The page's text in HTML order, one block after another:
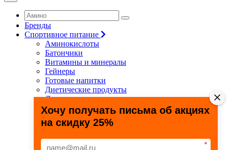
Бренды
Спортивное питание
Аминокислоты
Батончики
Витамины и минералы
Гейнеры
Готовые напитки
Диетические продукты
Для связок и суставов
Жиросжигатели
Здоровье и долголетие
Креатин
Специальные препараты
Хочу получать письма об акциях
на скидку 25%
*